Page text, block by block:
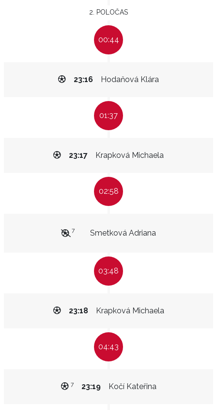
2. POLOČAS
00:44
Hodaňová Klára
23:16
01:37
Krapková Michaela
23:17
02:58
Smetková Adriana
7
03:48
Krapková Michaela
23:18
04:43
Kočí Kateřina
23:19
7